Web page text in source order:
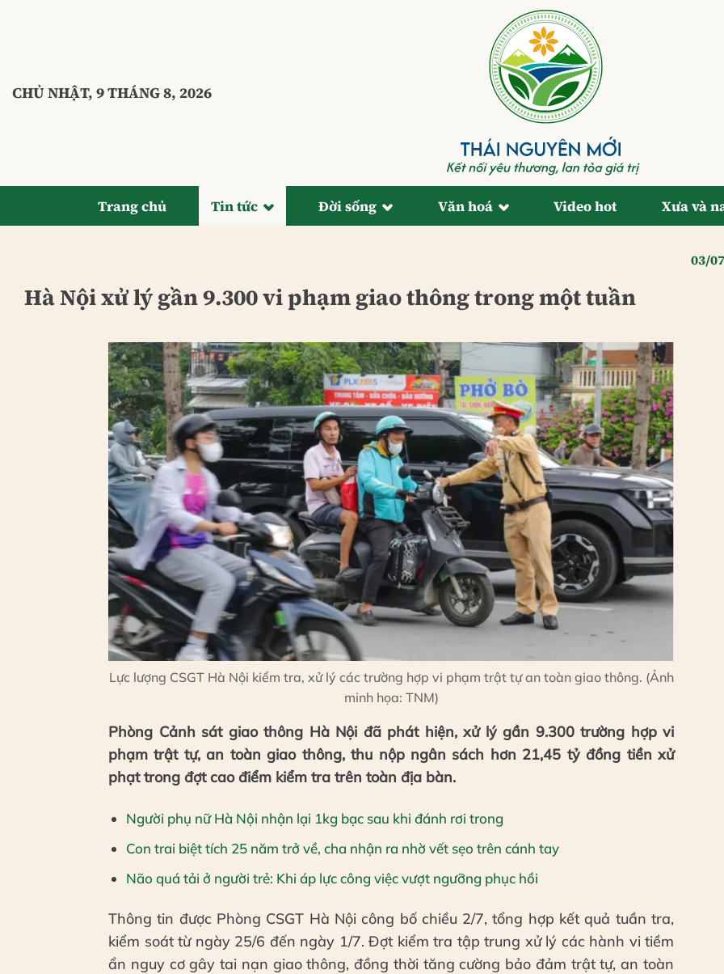
CHỦ NHẬT, 9 THÁNG 8, 2026
Trang chủ Tin tức Đời sống Văn hoá Video hot Xưa và
03/
Hà Nội xử lý gần 9.300 vi phạm giao thông trong một tuần
Lực lượng CSGT Hà Nội kiểm tra, xử lý các trường hợp vi phạm trật tự an toàn giao thông. (Ảnh
minh họa: TNM)
Phòng Cảnh sát giao thông Hà Nội đã phát hiện, xử lý gần 9.300 trường hợp vi
phạm trật tự, an toàn giao thông, thu nộp ngân sách hơn 21,45 tỷ đồng tiền xử
phạt trong đợt cao điểm kiểm tra trên toàn địa bàn.
Người phụ nữ Hà Nội nhận lại 1kg bạc sau khi đánh rơi trong
Con trai biệt tích 25 năm trở về, cha nhận ra nhờ vết sẹo trên cánh tay
Não quá tải ở người trẻ: Khi áp lực công việc vượt ngưỡng phục hồi
Thông tin được Phòng CSGT Hà Nội công bố chiều 2/7, tổng hợp kết quả tuần tra,
kiểm soát từ ngày 25/6 đến ngày 1/7. Đợt kiểm tra tập trung xử lý các hành vi tiềm
ẩn nguy cơ gây tai nạn giao thông, đồng thời tăng cường bảo đảm trật tự, an toàn